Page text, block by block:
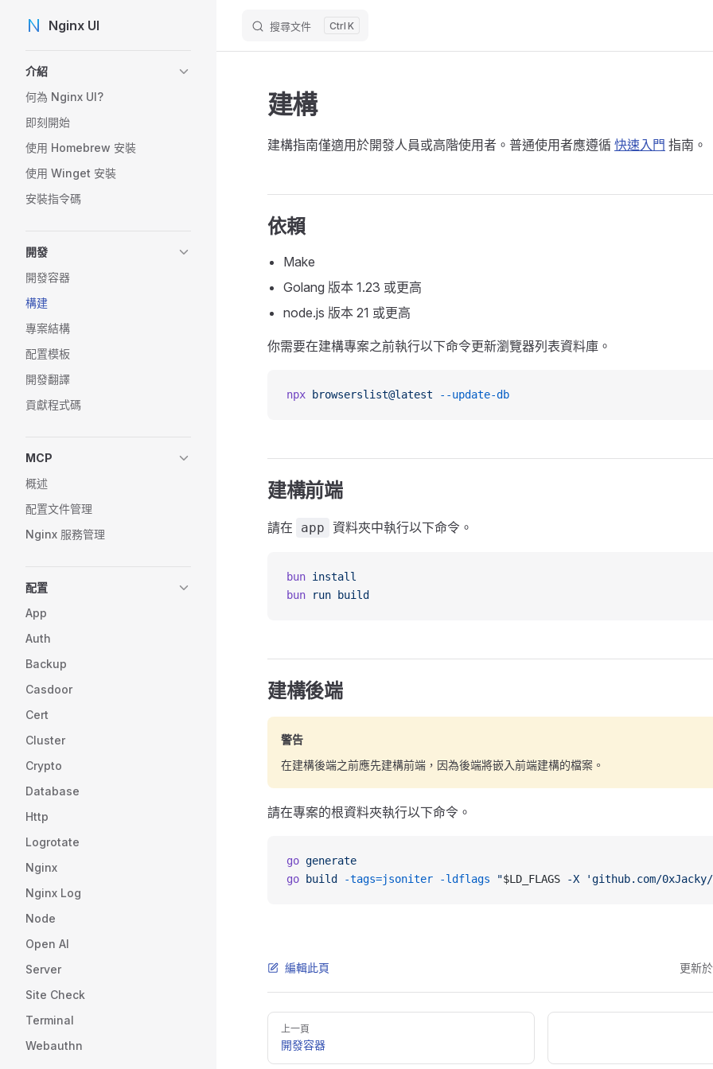
Skip to content
Nginx UI 搜尋文件 K
介紹
何為 Nginx UI?
即刻開始
使用 Homebrew 安裝
使用 Winget 安裝
安裝指令碼
開發
開發容器
構建
專案結構
配置模板
開發翻譯
貢獻程式碼
MCP
概述
配置文件管理
Nginx 服務管理
配置
App
Auth
Backup
Casdoor
Cert
Cluster
Crypto
Database
Http
Logrotate
Nginx
Nginx Log
Node
Open AI
Server
Site Check
Terminal
Webauthn
建構
建構指南僅適用於開發人員或高階使用者。普通使用者應遵循 快速入門 指南。
依賴
Make
Golang 版本 1.23 或更高
node.js 版本 21 或更高
你需要在建構專案之前執行以下命令更新瀏覽器列表資料庫。
npx browserslist@latest --update-db
建構前端
請在 app 資料夾中執行以下命令。
bun install
bun run build
建構後端
警告
在建構後端之前應先建構前端，因為後端將嵌入前端建構的檔案。
請在專案的根資料夾執行以下命令。
go generate
go build -tags=jsoniter -ldflags "$LD_FLAGS -X 'github.com/
編輯此頁 更新
Pager
上一頁
開發容器